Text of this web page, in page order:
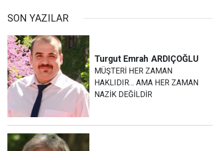
SON YAZILAR
Turgut Emrah ARDIÇOĞLU
MÜŞTERİ HER ZAMAN
HAKLIDIR… AMA HER ZAMAN
NAZİK DEĞİLDİR